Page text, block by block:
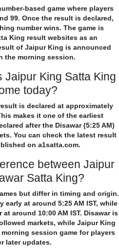
based game where players
99. Once the result is declared,
number wins. The game is
King result websites as an
of Jaipur King is announced
the morning session.
Jaipur King Satta King
today?
is declared at approximately
makes it one of the earliest
after the Disawar (5:25 AM)
You can check the latest result
on a1satta.com.
between Jaipur
Satta King?
but differ in timing and origin.
early at around 5:25 AM IST, while
around 10:00 AM IST. Disawar is
markets, while Jaipur King
session game for players
later updates.